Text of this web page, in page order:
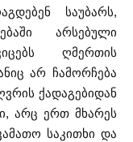
საუბარს,
არსებული
ღმერთის
არ ჩამორჩება
ქადაგებიდან
არც ერთ მხარეს
საკითხი და